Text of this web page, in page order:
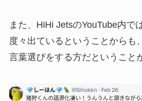
また、HiHi JetsのYouTube内で
度々出ているということからも
言葉選びをする方だということ